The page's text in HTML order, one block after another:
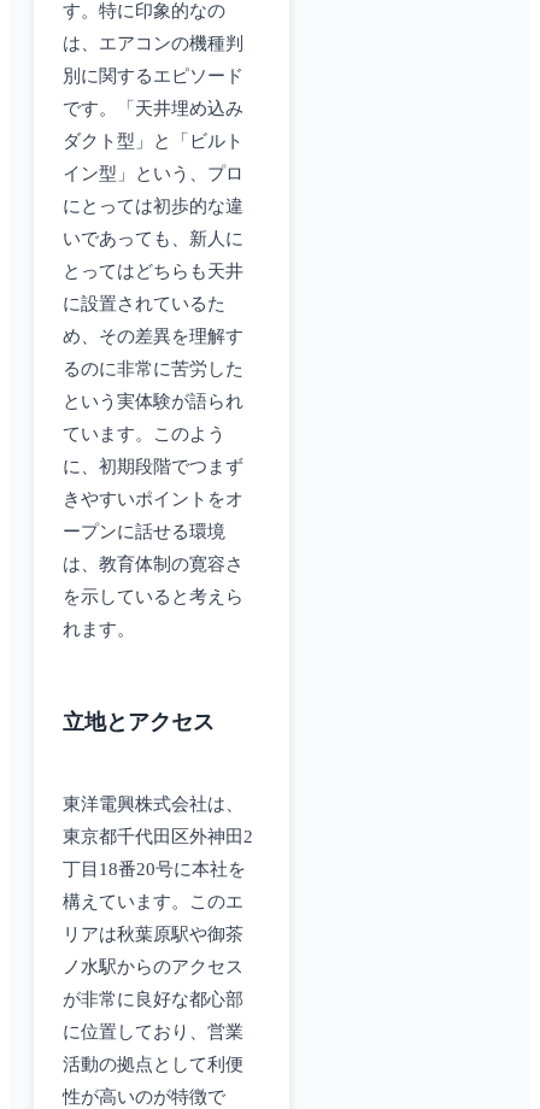
す。特に印象的なの
は、エアコンの機種判
別に関するエピソード
です。「天井埋め込み
ダクト型」と「ビルト
イン型」という、プロ
にとっては初歩的な違
いであっても、新人に
とってはどちらも天井
に設置されているた
め、その差異を理解す
るのに非常に苦労した
という実体験が語られ
ています。このよう
に、初期段階でつまず
きやすいポイントをオ
ープンに話せる環境
は、教育体制の寛容さ
を示していると考えら
れます。
立地とアクセス
東洋電興株式会社は、
東京都千代田区外神田2
丁目18番20号に本社を
構えています。このエ
リアは秋葉原駅や御茶
ノ水駅からのアクセス
が非常に良好な都心部
に位置しており、営業
活動の拠点として利便
性が高いのが特徴で